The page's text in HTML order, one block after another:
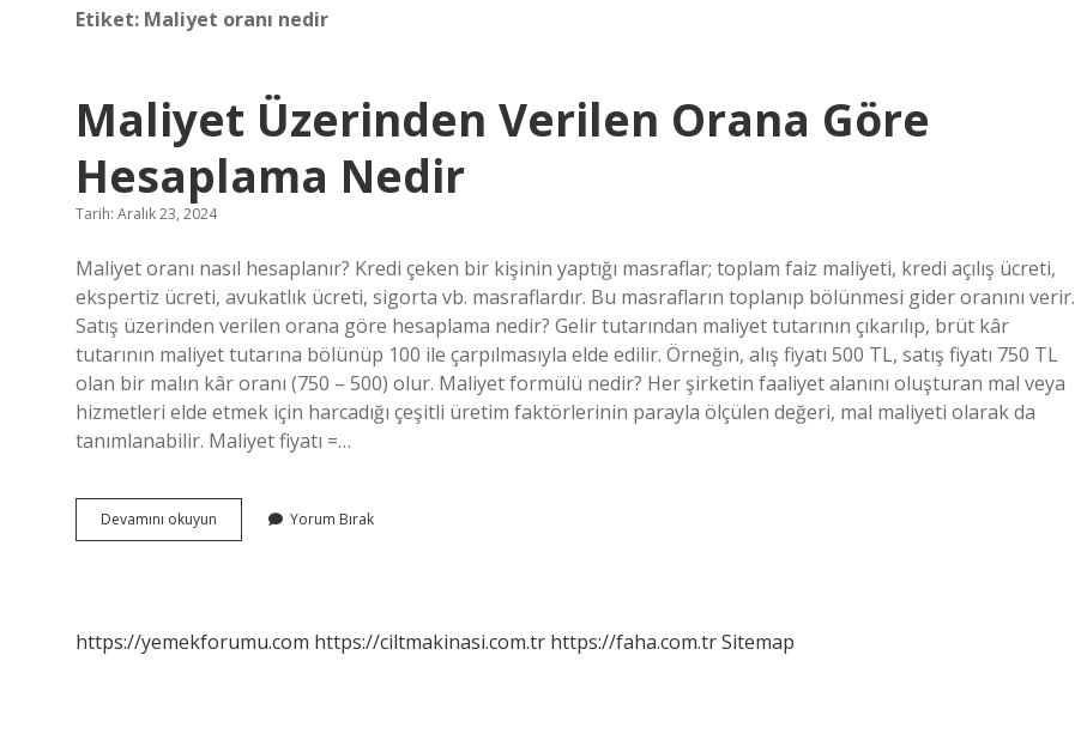
Etiket: Maliyet oranı nedir
Maliyet Üzerinden Verilen Orana Göre
Hesaplama Nedir
Tarih: Aralık 23, 2024
Maliyet oranı nasıl hesaplanır? Kredi çeken bir kişinin yaptığı masraflar; toplam faiz maliyeti, kredi açılış ücreti,
ekspertiz ücreti, avukatlık ücreti, sigorta vb. masraflardır. Bu masrafların toplanıp bölünmesi gider oranını verir.
Satış üzerinden verilen orana göre hesaplama nedir? Gelir tutarından maliyet tutarının çıkarılıp, brüt kâr
tutarının maliyet tutarına bölünüp 100 ile çarpılmasıyla elde edilir. Örneğin, alış fiyatı 500 TL, satış fiyatı 750 TL
olan bir malın kâr oranı (750 – 500) olur. Maliyet formülü nedir? Her şirketin faaliyet alanını oluşturan mal veya
hizmetleri elde etmek için harcadığı çeşitli üretim faktörlerinin parayla ölçülen değeri, mal maliyeti olarak da
tanımlanabilir. Maliyet fiyatı =…
Devamını okuyun
Üzerinden
Nedir
Yorum Bırak
https://yemekforumu.com https://ciltmakinasi.com.tr https://faha.com.trSitemap